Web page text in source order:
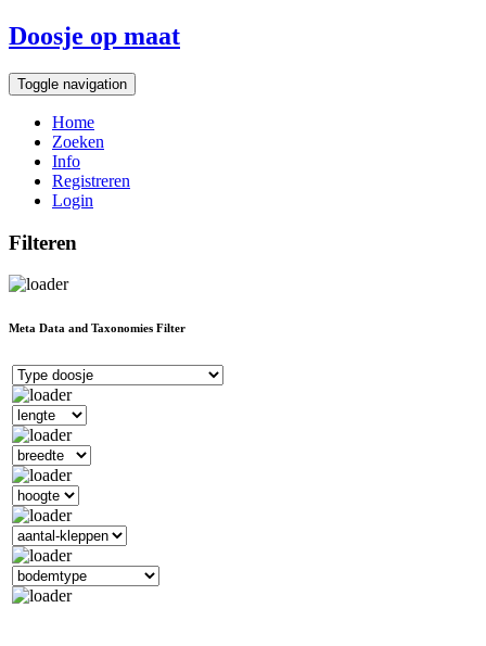
Doosje op maat
Toggle navigation
Home
Zoeken
Info
Registreren
Login
Filteren
Meta Data and Taxonomies Filter